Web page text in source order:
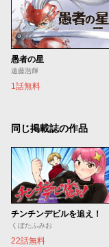
愚者の星
遠藤浩輝
1話無料
同じ掲載誌の作品
チンチンデビルを追え！
くぼたふみお
22話無料